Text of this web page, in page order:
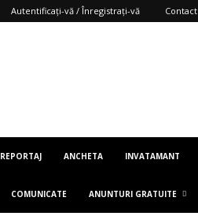
Autentificați-vă / Înregistrați-vă Contact
REPORTAJ ANCHETA INVATAMANT
COMUNICATE ANUNTURI GRATUITE